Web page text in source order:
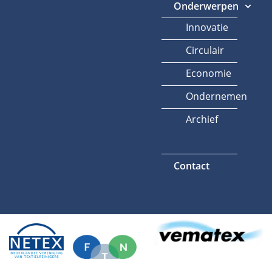
Onderwerpen
Innovatie
Circulair
Economie
Ondernemen
Archief
Contact